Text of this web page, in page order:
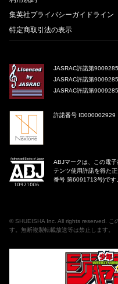
集英社プライバシーガイドライン
特定商取引法の表示
JASRAC許諾第
JASRAC許諾第
JASRAC許諾第
許諾番号 ID000002929
ABJマークは、この電
テンツ使用許諾を得た
番号 第6091713号)です
© SHUEISHA Inc . All rights reserved. こ
す。無断複製転載放送等は禁止します。